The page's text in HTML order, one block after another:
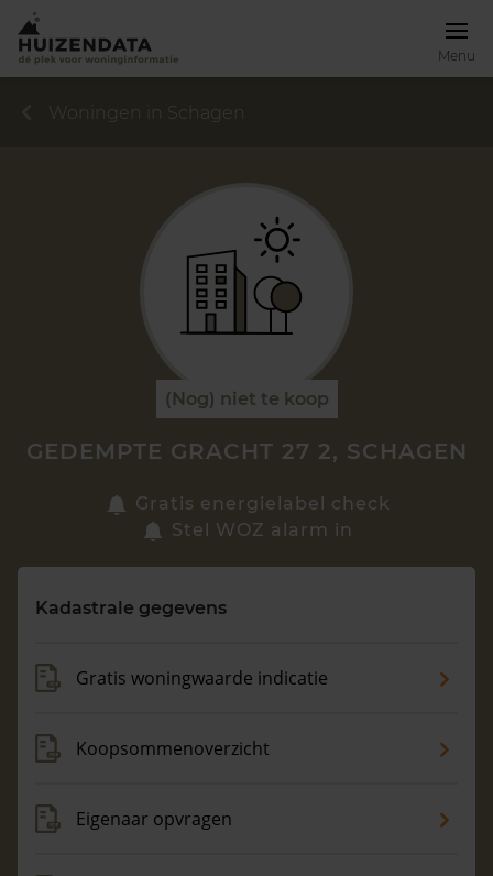
Menu
Zoek een woning
Maandag t/m vrijdag - 08:00 -18:00
Woningen in Schagen
(Nog) niet te koop
GEDEMPTE GRACHT 27 2, SCHAGEN
Gratis energielabel check
Stel WOZ alarm in
Kadastrale gegevens
Gratis woningwaarde indicatie
Koopsommenoverzicht
Eigenaar opvragen